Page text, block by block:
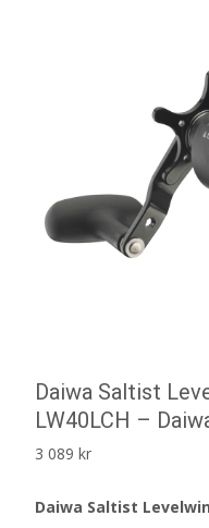
Daiwa Saltist
LW40LCH –
3 089 kr
Daiwa Saltist